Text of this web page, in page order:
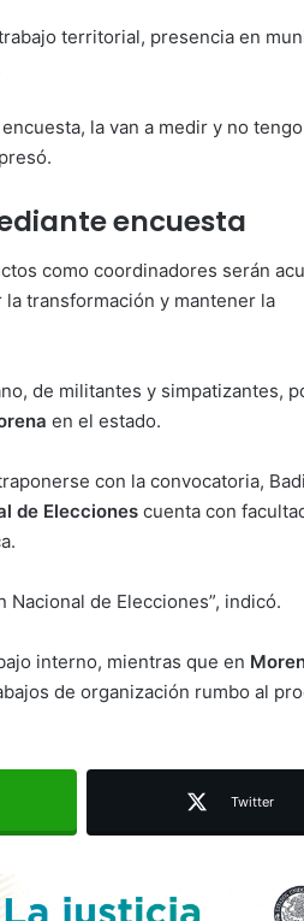
territorial, presencia en
la van a medir y no
encuesta
como coordinadores serán
transformación y mantener la
de militantes y simpatizantes,
en el estado.
con la convocatoria,
de Elecciones cuenta con
de Elecciones”, indicó.
interno, mientras que en
de organización rumbo al
Twitter
Ruth González destaca
movilidad estatal
destaca coordinación con
Gobierno del Estado
Luis Mejía inicia diagnóstico